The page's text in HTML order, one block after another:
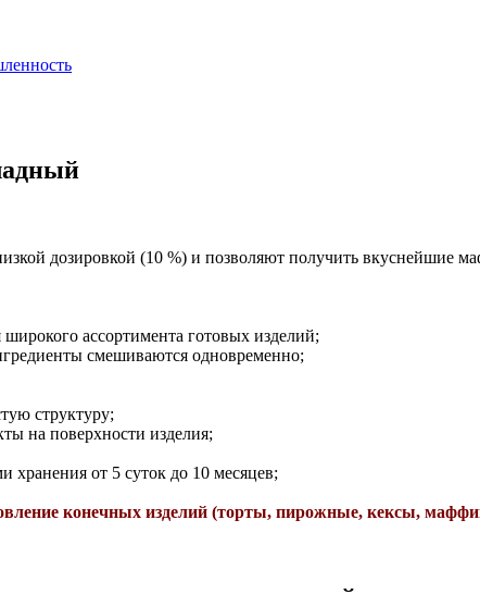
дозировкой (10 %) и позволяют получить
ассортимента готовых изделий;
смешиваются одновременно;
структуру;
на поверхности изделия;
хранения от 5 суток до 10 месяцев;
конечных изделий (торты, пирожные, кексы,